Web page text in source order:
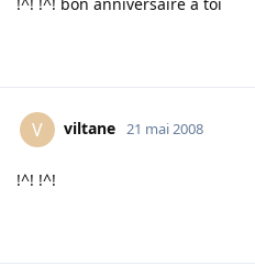
V viltane 21 mai 2008
!^! !^!